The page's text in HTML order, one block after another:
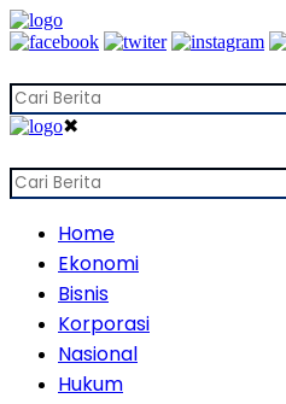
✖
Home
Ekonomi
Bisnis
Korporasi
Nasional
Hukum